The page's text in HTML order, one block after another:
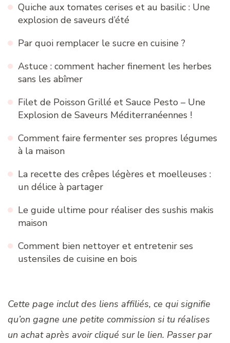
Quiche aux tomates cerises et au basilic : Une
explosion de saveurs d’été
Par quoi remplacer le sucre en cuisine ?
Astuce : comment hacher finement les herbes
sans les abîmer
Filet de Poisson Grillé et Sauce Pesto – Une
Explosion de Saveurs Méditerranéennes !
Comment faire fermenter ses propres légumes
à la maison
La recette des crêpes légères et moelleuses :
un délice à partager
Le guide ultime pour réaliser des sushis makis
maison
Comment bien nettoyer et entretenir ses
ustensiles de cuisine en bois
Cette page inclut des liens affiliés, ce qui signifie
qu’on gagne une petite commission si tu réalises
un achat après avoir cliqué sur le lien. Passer par